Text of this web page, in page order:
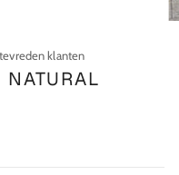
klanten